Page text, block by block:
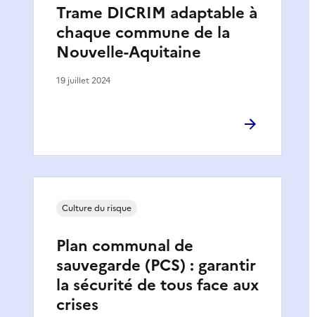
Trame DICRIM adaptable à
chaque commune de la
Nouvelle-Aquitaine
19 juillet 2024
Plan communal de
sauvegarde (PCS) : garantir
la sécurité de tous face aux
crises
Culture du risque